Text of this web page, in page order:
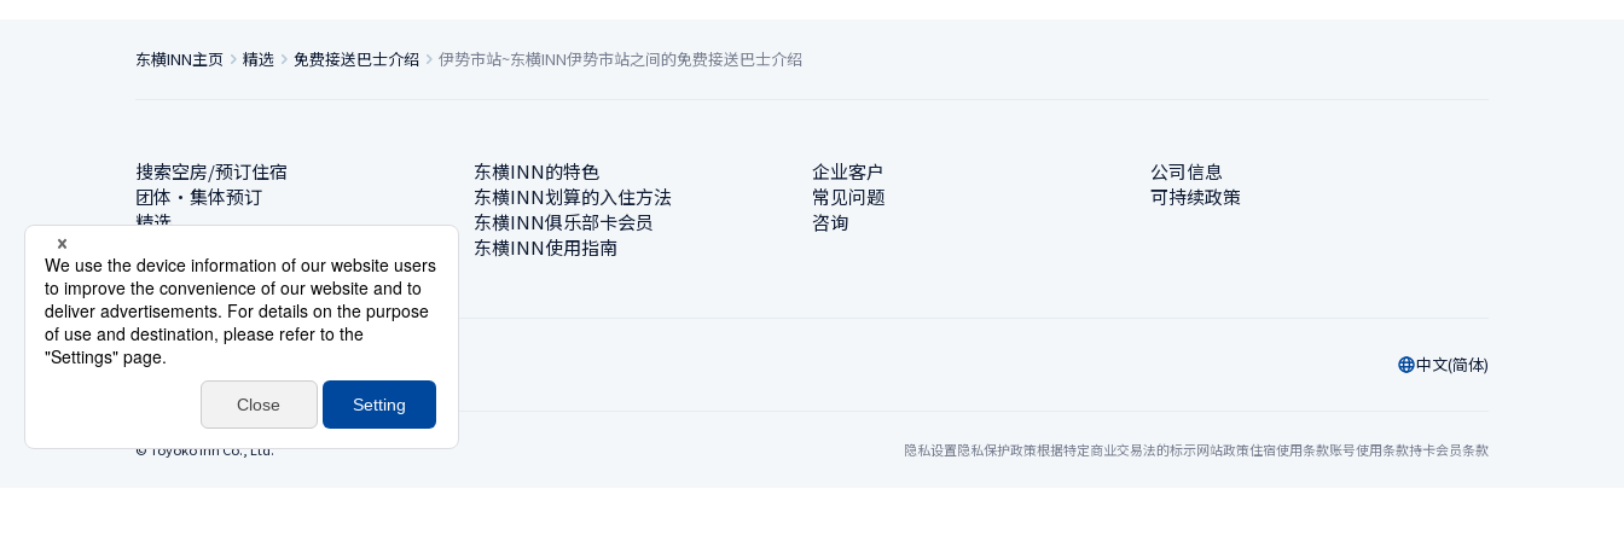
东横INN主页 精选 免费接送巴士介绍 伊势市站~东横INN伊势市站之间的免费接送巴士介绍
搜索空房/预订住宿
团体・集体预订
精选
东横INN的特色
东横INN划算的入住方法
东横INN俱乐部卡会员
东横INN使用指南
企业客户
常见问题
咨询
公司信息
可持续政策
中文(简体)
© Toyoko Inn Co., Ltd. 隐私设置隐私保护政策根据特定商业交易法的标示网站政策住宿使用条款账号使用条款持卡会员条款